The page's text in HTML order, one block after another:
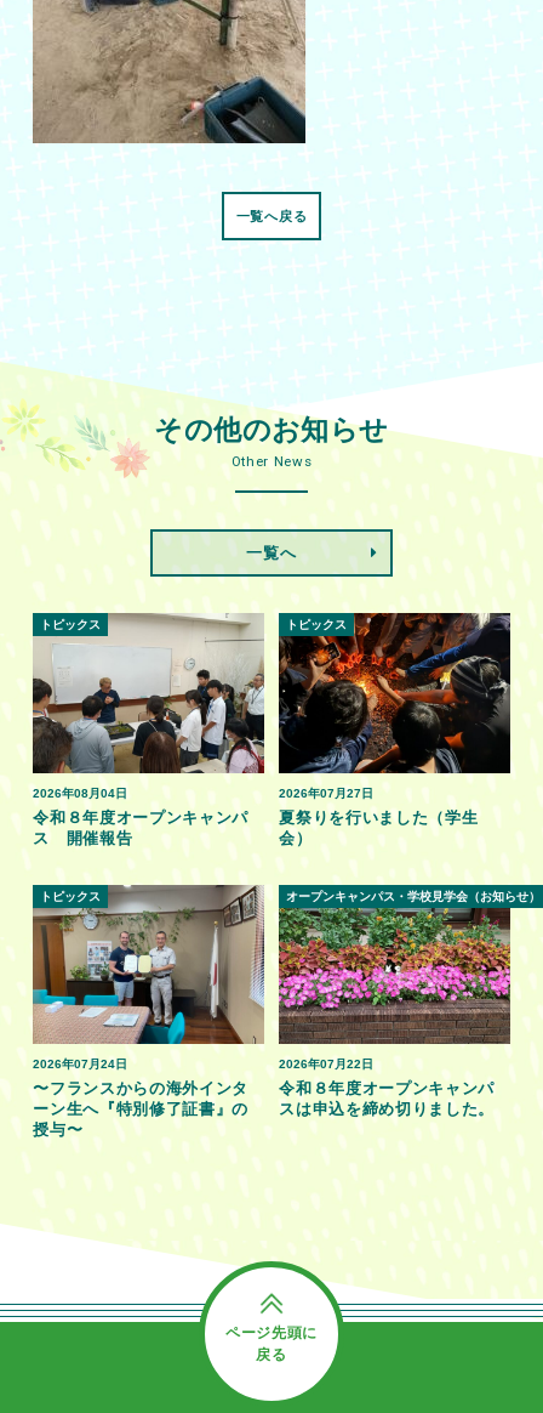
一覧へ戻る
その他のお知らせ
Other News
一覧へ
2026年08月04日
トピックス
令和８年度オープンキャンパ
ス 開催報告
2026年07月27日
トピックス
夏祭りを行いました（学生
会）
2026年07月24日
トピックス
〜フランスからの海外インタ
ーン生へ『特別修了証書』の
授与〜
2026年07月22日
オープンキャンパス・学校見学会（お知らせ）
令和８年度オープンキャンパ
スは申込を締め切りました。
ページ先頭に
戻る